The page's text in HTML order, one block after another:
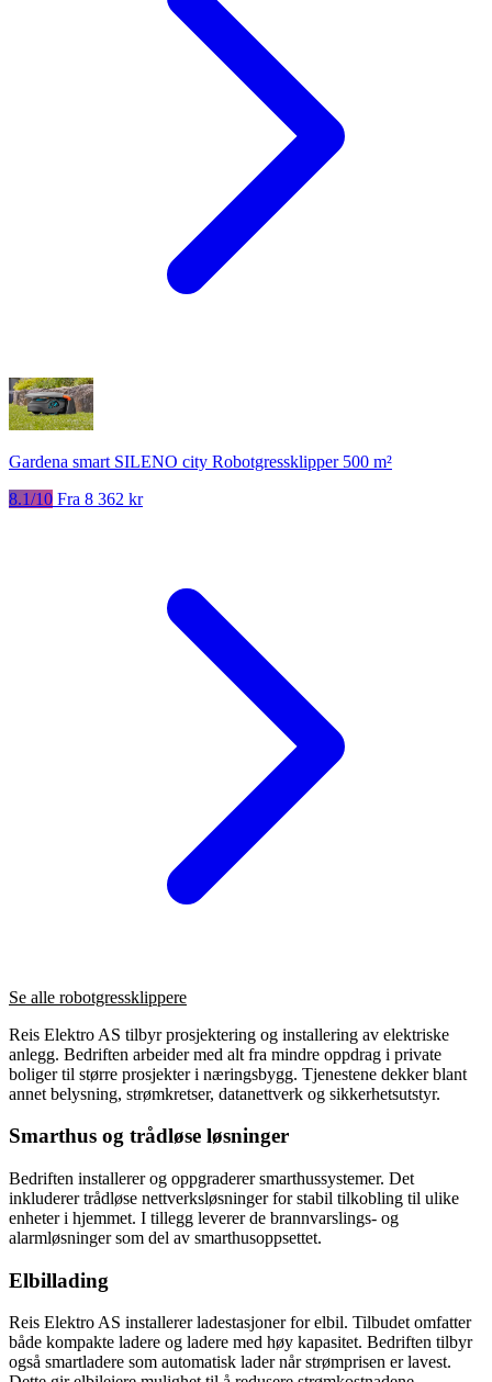
Gardena smart SILENO city Robotgressklipper 500 m²
8.1/10 Fra 8 362 kr
Se alle robotgressklippere
Reis Elektro AS tilbyr prosjektering og installering av elektriske
anlegg. Bedriften arbeider med alt fra mindre oppdrag i private
boliger til større prosjekter i næringsbygg. Tjenestene dekker blant
annet belysning, strømkretser, datanettverk og sikkerhetsutstyr.
Smarthus og trådløse løsninger
Bedriften installerer og oppgraderer smarthussystemer. Det
inkluderer trådløse nettverksløsninger for stabil tilkobling til ulike
enheter i hjemmet. I tillegg leverer de brannvarslings- og
alarmløsninger som del av smarthusoppsettet.
Elbillading
Reis Elektro AS installerer ladestasjoner for elbil. Tilbudet omfatter
både kompakte ladere og ladere med høy kapasitet. Bedriften tilbyr
også smartladere som automatisk lader når strømprisen er lavest.